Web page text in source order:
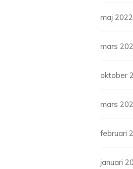
maj 2022
mars
oktober
mars
februari
januari